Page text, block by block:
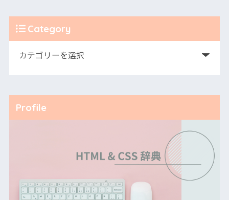
Category
Profile